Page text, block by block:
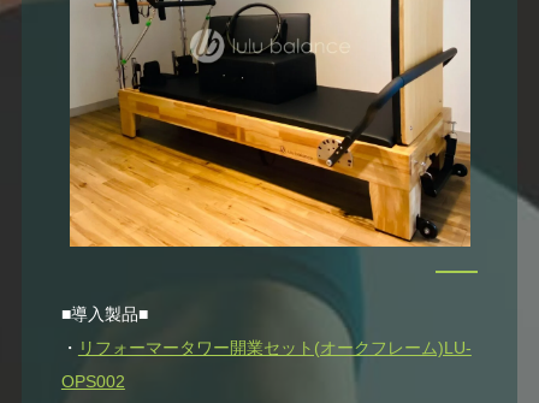
■導入製品■
・ リフォーマータワー開業セット(オークフレーム)LU-
OPS002